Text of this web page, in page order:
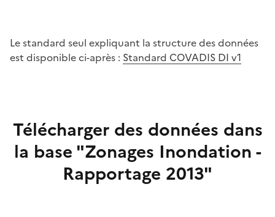
Le standard seul expliquant la structure des données
est disponible ci-après : Standard COVADIS DI v1
Télécharger des données dans
la base "Zonages Inondation -
Rapportage 2013"